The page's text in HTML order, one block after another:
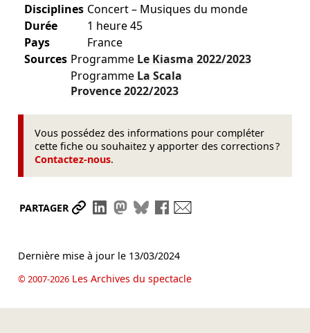
Disciplines Concert – Musiques du monde
Durée
1 heure 45
Pays
France
Sources Programme Le Kiasma 2022/2023
Programme La Scala
Provence2022/2023
Vous possédez des informations pour compléter
cette fiche ou souhaitez y apporter des corrections ?
Contactez-nous.
PARTAGER Partager le lien
Partager sur LinkedIn
Partager sur Mastodon
Partager sur Bluesky
Partager sur Facebook
Dernière mise à jour le 13/03/2024
© 2007-2026Les Archives du spectacle